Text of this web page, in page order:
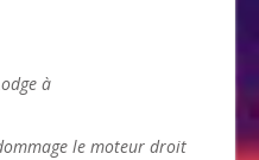
à
le moteur droit